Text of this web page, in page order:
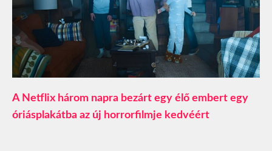
A Netflix három napra bezárt egy élő embert egy
óriásplakátba az új horrorfilmje kedvéért